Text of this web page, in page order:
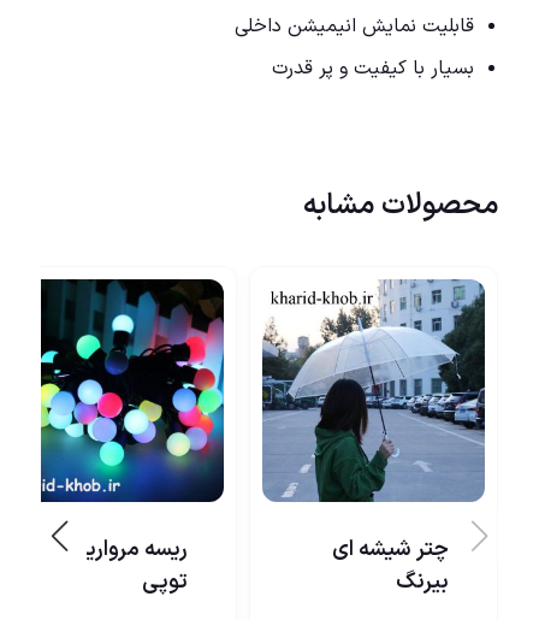
قابلیت نمایش انیمیشن داخلی
بسیار با کیفیت و پر قدرت
محصولات مشابه
چتر شیشه ای
بیرنگ
ریسه مروارید
توپی